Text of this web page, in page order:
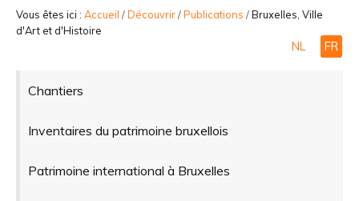
PARTICIPER
avancée…
Vous êtes ici : Accueil /Découvrir/Publications /Bruxelles, Ville
d'Art et d'Histoire
NL FR
Chantiers
Inventaires du patrimoine bruxellois
Patrimoine international à Bruxelles